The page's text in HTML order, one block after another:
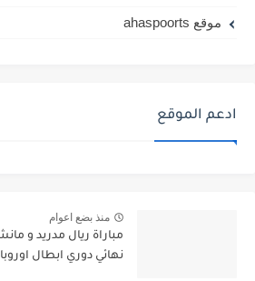
موقع ahaspoorts
ادعم الموقع
منذ بضع اعوام
نهائي دوري ابطال اوروبا 2021/2022